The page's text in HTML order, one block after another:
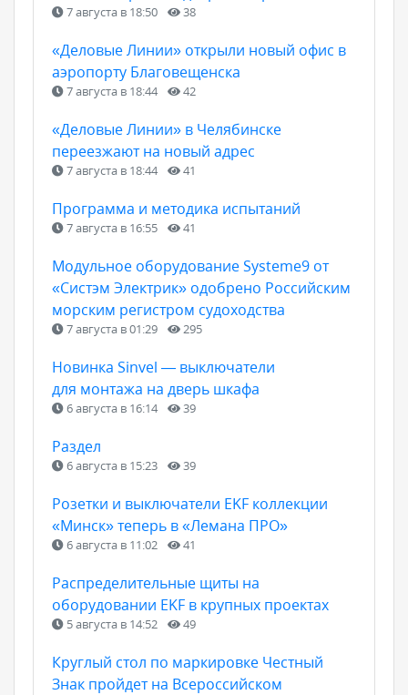
7 августа в 18:50 38
«Деловые Линии» открыли новый офис в
аэропорту Благовещенска
7 августа в 18:44 42
«Деловые Линии» в Челябинске
переезжают на новый адрес
7 августа в 18:44 41
Программа и методика испытаний
7 августа в 16:55 41
Модульное оборудование Systeme9 от
«Систэм Электрик» одобрено Российским
морским регистром судоходства
7 августа в 01:29 295
Новинка Sinvel — выключатели
для монтажа на дверь шкафа
6 августа в 16:14 39
Раздел
6 августа в 15:23 39
Розетки и выключатели EKF коллекции
«Минск» теперь в «Лемана ПРО»
6 августа в 11:02 41
Распределительные щиты на
оборудовании EKF в крупных проектах
5 августа в 14:52 49
Круглый стол по маркировке Честный
Знак пройдет на Всероссийском